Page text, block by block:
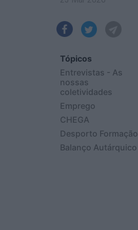
Tópicos
Entrevistas - As
nossas
coletividades
Emprego
CHEGA
Desporto Formação
Balanço Autárquico